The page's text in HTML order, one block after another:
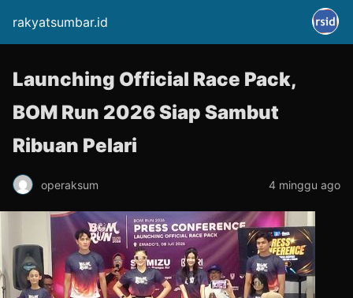
rakyatsumbar.id
Launching Official Race Pack,
BOM Run 2026 Siap Sambut
Ribuan Pelari
operaksum 4 minggu ago